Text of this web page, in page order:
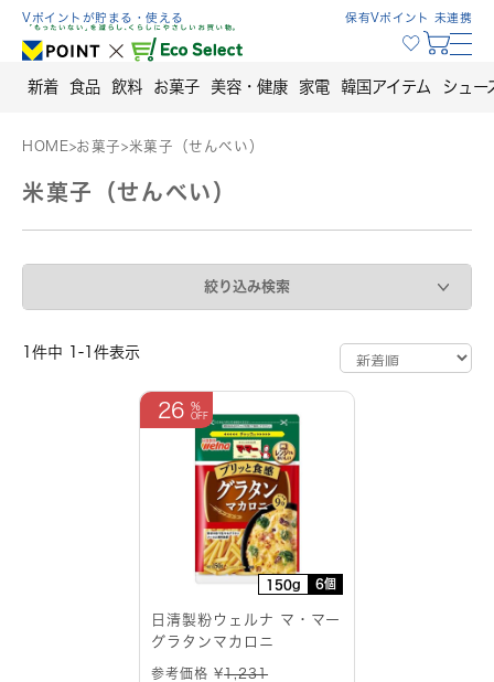
Skip
content
Vポイントが貯まる・使える 保有Vポイント 未連携
新着 食品 飲料 お菓子 美容・健康 家電 韓国アイテム シュー
HOME>お菓子>米菓子（せんべい）
米菓子（せんべい）
絞り込み検索
1件中 1-1件表示
150g 6個
26
日清製粉ウェルナ マ・マー
グラタンマカロニ
参考価格 ¥1,231